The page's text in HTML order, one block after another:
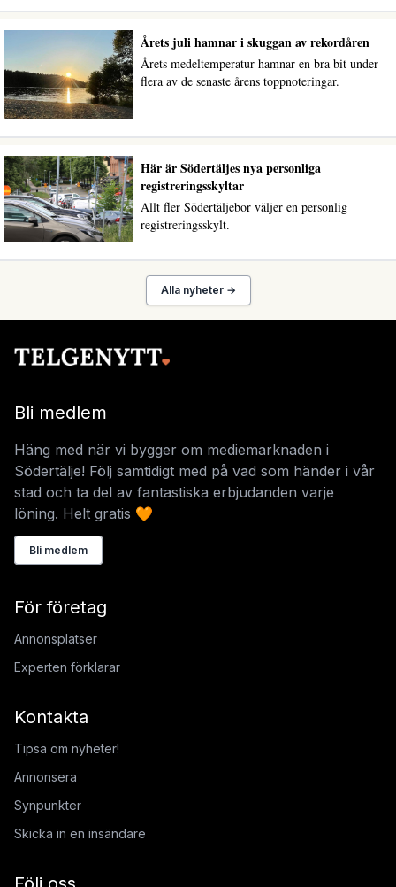
Årets juli hamnar i skuggan av rekordåren
Årets medeltemperatur hamnar en bra bit under
flera av de senaste årens toppnoteringar.
Här är Södertäljes nya personliga
registreringsskyltar
Allt fler Södertäljebor väljer en personlig
registreringsskylt.
Alla nyheter →
Bli medlem
Häng med när vi bygger om mediemarknaden i
Södertälje! Följ samtidigt med på vad som händer i vår
stad och ta del av fantastiska erbjudanden varje
löning. Helt gratis 🧡
Bli medlem
För företag
Annonsplatser
Experten förklarar
Kontakta
Tipsa om nyheter!
Annonsera
Synpunkter
Skicka in en insändare